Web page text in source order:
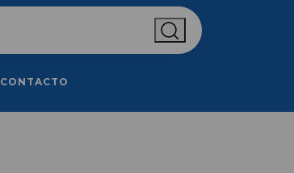
CONTACTO